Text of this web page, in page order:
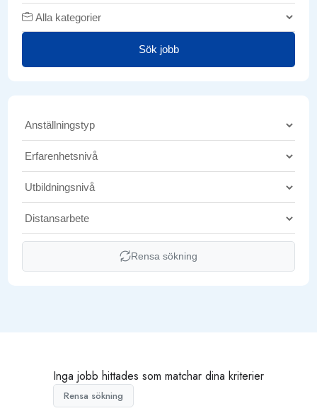
Sök jobb
Rensa sökning
Inga jobb hittades som matchar dina kriterier
Rensa sökning